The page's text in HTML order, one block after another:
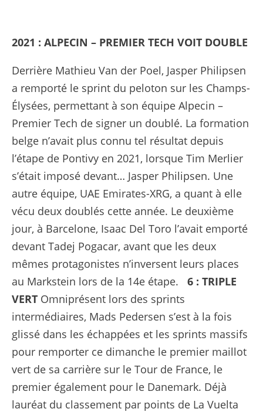
2021 : ALPECIN – PREMIER TECH VOIT DOUBLE
Derrière Mathieu Van der Poel, Jasper Philipsen
a remporté le sprint du peloton sur les Champs-
Élysées, permettant à son équipe Alpecin –
Premier Tech de signer un doublé. La formation
belge n’avait plus connu tel résultat depuis
l’étape de Pontivy en 2021, lorsque Tim Merlier
s’était imposé devant… Jasper Philipsen. Une
autre équipe, UAE Emirates-XRG, a quant à elle
vécu deux doublés cette année. Le deuxième
jour, à Barcelone, Isaac Del Toro l’avait emporté
devant Tadej Pogacar, avant que les deux
mêmes protagonistes n’inversent leurs places
au Markstein lors de la 14e étape.
6 : TRIPLE
VERT Omniprésent lors des sprints
intermédiaires, Mads Pedersen s’est à la fois
glissé dans les échappées et les sprints massifs
pour remporter ce dimanche le premier maillot
vert de sa carrière sur le Tour de France, le
premier également pour le Danemark. Déjà
lauréat du classement par points de La Vuelta